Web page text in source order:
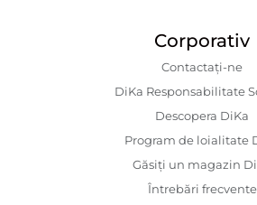
Corporativ
Contactaţi-ne
DiKa Responsabilitate
Descopera DiKa
Program de loialitate
Găsiți un magazin
Întrebări frecvente